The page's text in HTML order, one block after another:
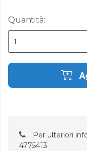
Quantità:
Per ulteriori
4775413